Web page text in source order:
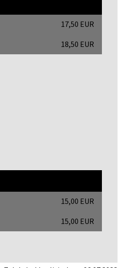
17,50 EUR
18,50 EUR
15,00 EUR
15,00 EUR